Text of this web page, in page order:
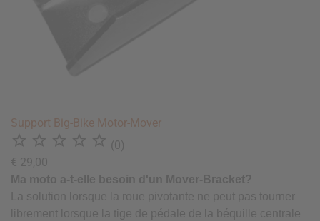
Support Big-Bike Motor-Mover
    
(0)
€ 29,00
Ma moto a-t-elle besoin d'un Mover-Bracket?
La solution lorsque la roue pivotante ne peut pas tourner
librement lorsque la tige de pédale de la béquille centrale